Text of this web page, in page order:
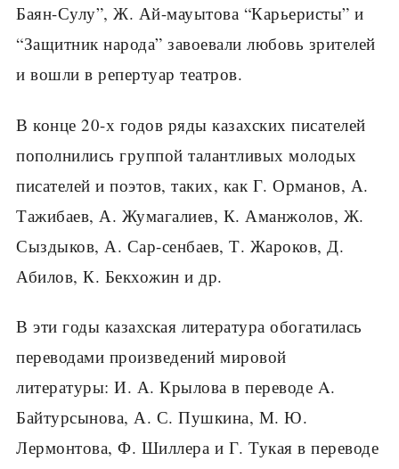
Баян-Сулу”, Ж. Ай-мауытова “Карьеристы” и
“Защитник народа” завоевали любовь зрителей
и вошли в репертуар театров.
В конце 20-х годов ряды казахских писателей
пополнились группой талантливых молодых
писателей и поэтов, таких, как Г. Орманов, А.
Тажибаев, А. Жумагалиев, К. Аманжолов, Ж.
Сыздыков, А. Сар-сенбаев, Т. Жароков, Д.
Абилов, К. Бекхожин и др.
В эти годы казахская литература обогатилась
переводами произведений мировой
литературы: И. А. Крылова в переводе A.
Байтурсынова, А. С. Пушкина, М. Ю.
Лермонтова, Ф. Шиллера и Г. Тукая в переводе